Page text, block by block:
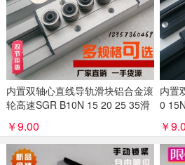
内置双轴心直线导轨滑块铝合金滚
轮高速SGR B10N 15 20 25 35滑
￥9.00
内置
0
￥